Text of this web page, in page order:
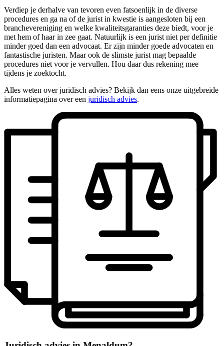
Verdiep je derhalve van tevoren even fatsoenlijk in de diverse
procedures en ga na of de jurist in kwestie is aangesloten bij een
branchevereniging en welke kwaliteitsgaranties deze biedt, voor je
met hem of haar in zee gaat. Natuurlijk is een jurist niet per definitie
minder goed dan een advocaat. Er zijn minder goede advocaten en
fantastische juristen. Maar ook de slimste jurist mag bepaalde
procedures niet voor je vervullen. Hou daar dus rekening mee
tijdens je zoektocht.
Alles weten over juridisch advies? Bekijk dan eens onze uitgebreide
informatiepagina over een juridisch advies.